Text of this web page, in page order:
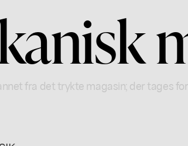
fra det trykte magasin; der tages